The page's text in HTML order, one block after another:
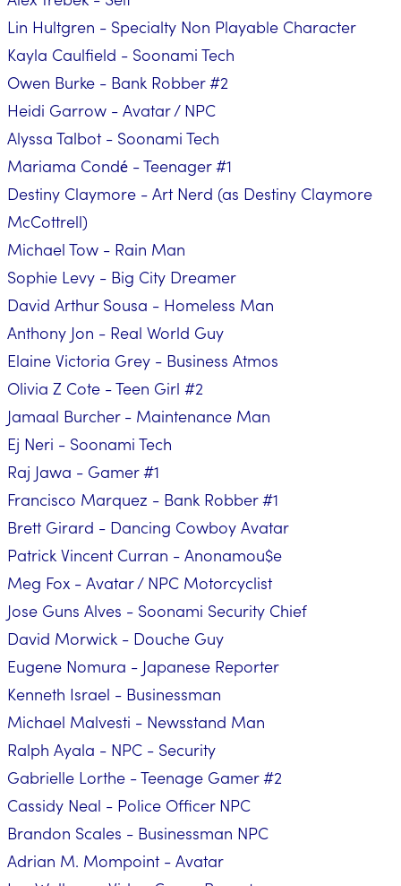
Lin Hultgren - Specialty Non Playable Character
Kayla Caulfield - Soonami Tech
Owen Burke - Bank Robber #2
Heidi Garrow - Avatar / NPC
Alyssa Talbot - Soonami Tech
Mariama Condé - Teenager #1
Destiny Claymore - Art Nerd (as Destiny Claymore
McCottrell)
Michael Tow - Rain Man
Sophie Levy - Big City Dreamer
David Arthur Sousa - Homeless Man
Anthony Jon - Real World Guy
Elaine Victoria Grey - Business Atmos
Olivia Z Cote - Teen Girl #2
Jamaal Burcher - Maintenance Man
Ej Neri - Soonami Tech
Raj Jawa - Gamer #1
Francisco Marquez - Bank Robber #1
Brett Girard - Dancing Cowboy Avatar
Patrick Vincent Curran - Anonamou$e
Meg Fox - Avatar / NPC Motorcyclist
Jose Guns Alves - Soonami Security Chief
David Morwick - Douche Guy
Eugene Nomura - Japanese Reporter
Kenneth Israel - Businessman
Michael Malvesti - Newsstand Man
Ralph Ayala - NPC - Security
Gabrielle Lorthe - Teenage Gamer #2
Cassidy Neal - Police Officer NPC
Brandon Scales - Businessman NPC
Adrian M. Mompoint - Avatar